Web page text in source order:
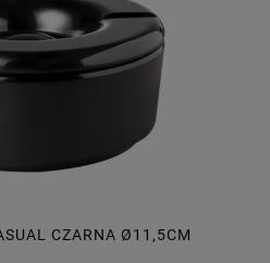
CZARNA Ø11,5CM